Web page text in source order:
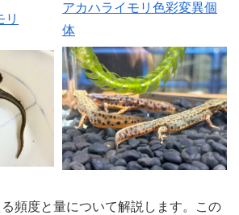
リ
アカハライモリ色彩変異個
体
頻度と量について解説します。この